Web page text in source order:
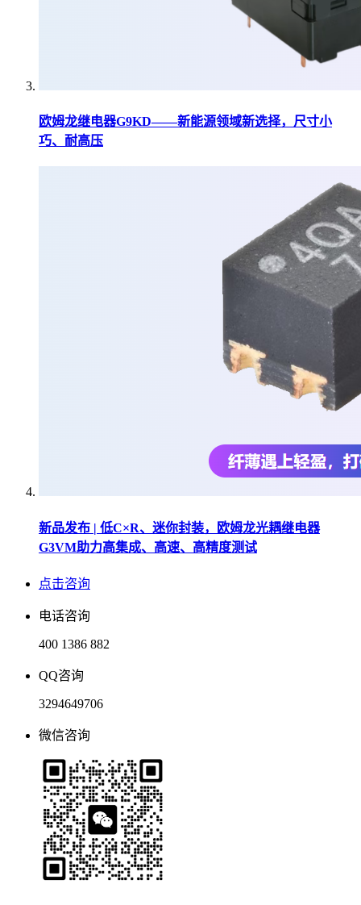
欧姆龙继电器G9KD——新能源领域新选择，尺寸小
巧、耐高压
新品发布 | 低C×R、迷你封装，欧姆龙光耦继电器
G3VM助力高集成、高速、高精度测试
点击咨询
电话咨询
400 1386 882
QQ咨询
3294649706
微信咨询